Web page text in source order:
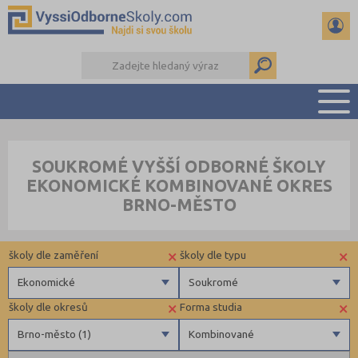
PŘÍPRAVA NA PŘIJÍMAČKY
KALENDÁŘ AKCÍ
DALŠÍ DRUHY ŠKOL
SOUKROMÉ VYŠŠÍ ODBORNÉ ŠKOLY
EKONOMICKÉ KOMBINOVANÉ OKRES
BRNO-MĚSTO
×
Kombinované
Forma studia
×
Brno-město (1)
školy dle okresů
×
Soukromé
školy dle typu
Soukromé
×
Ekonomické
školy dle zaměření
Zdravotnické
Ekonomické